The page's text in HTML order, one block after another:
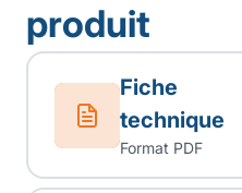
produit
Fiche
technique
Format PDF